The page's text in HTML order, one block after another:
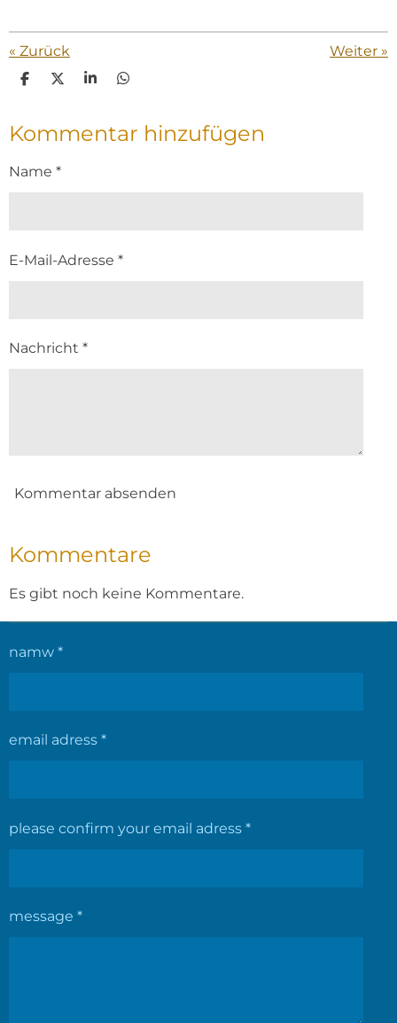
« Zurück Weiter »
T
l
e
T
l
e
T
l
e
T
l
e
Kommentar hinzufügen
Name *
E-Mail-Adresse *
Nachricht *
Kommentar absenden
Kommentare
Es gibt noch keine Kommentare.
namw *
email adress *
please confirm your email adress *
message *